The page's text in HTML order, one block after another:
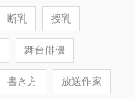
断乳 授乳
舞台俳優
書き方 放送作家